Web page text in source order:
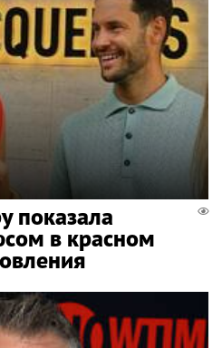
показала
в красном